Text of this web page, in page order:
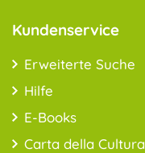
Kundenservice
Erweiterte Suche
Hilfe
E-Books
Carta della Cultura